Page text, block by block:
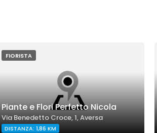
FIORISTA
Piante e Flori Perfetto Nicola
Via Benedetto Croce, 1, Aversa
DISTANZA: 1,86 KM